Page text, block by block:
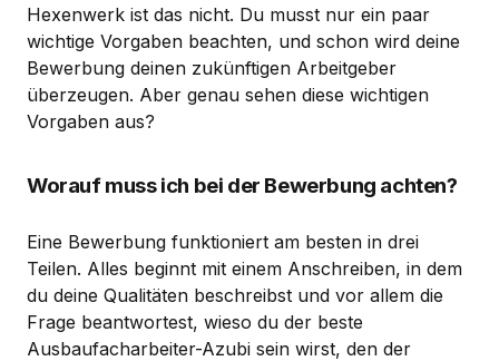
Hexenwerk ist das nicht. Du musst nur ein paar
wichtige Vorgaben beachten, und schon wird deine
Bewerbung deinen zukünftigen Arbeitgeber
überzeugen. Aber genau sehen diese wichtigen
Vorgaben aus?
Worauf muss ich bei der Bewerbung achten?
Eine Bewerbung funktioniert am besten in drei
Teilen. Alles beginnt mit einem Anschreiben, in dem
du deine Qualitäten beschreibst und vor allem die
Frage beantwortest, wieso du der beste
Ausbaufacharbeiter-Azubi sein wirst, den der